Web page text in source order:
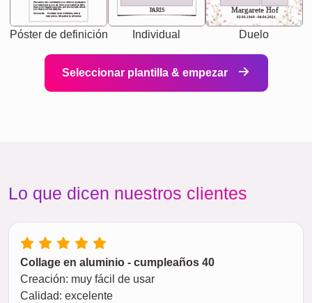
Synonyms: Soulmate, closet confidante, sister at
heart person, life partner in adventure.
The person who understands you without explanation
you accepts just as you are. She's your partner in life's,
chaos your biggest supporter, and the one with whom
you share your best memories.
Póster de definición
PARIS
Individual
Margarete Hof
02.05.1940 - 08.04.2021
Duelo
Seleccionar plantilla & empezar
Lo que dicen nuestros clientes
Collage en aluminio - cumpleaños 40
Creación: muy fácil de usar
Calidad: excelente